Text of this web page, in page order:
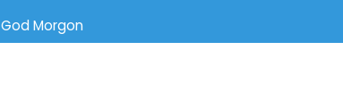
God Morgon